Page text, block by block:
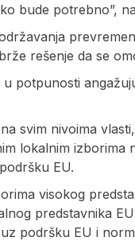
bude potrebno”,
rešenje da se
potpunosti
svim nivoima
lokalnim izborima
EU.
visokog
predstavnika
podršku EU i